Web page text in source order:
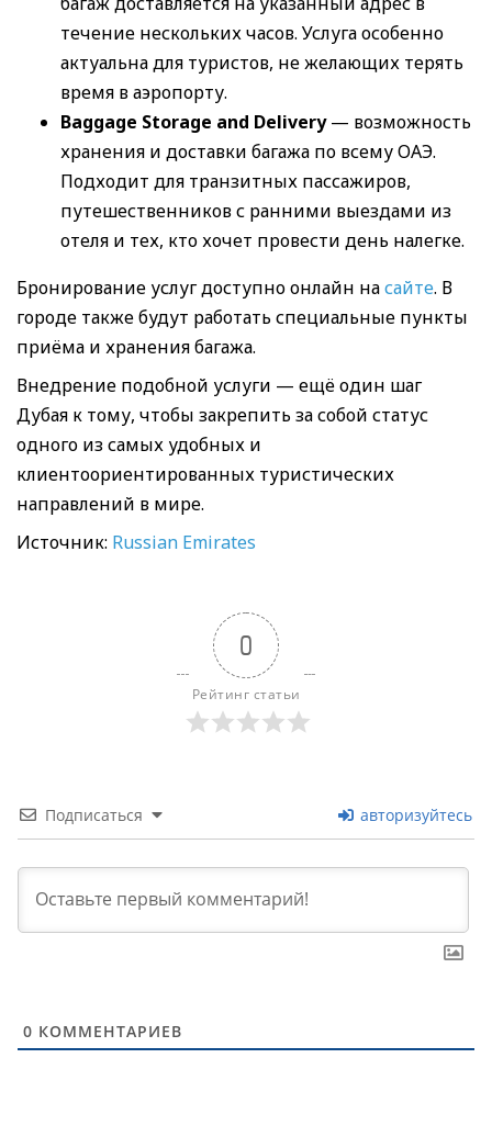
течение нескольких часов. Услуга особенно
актуальна для туристов, не желающих терять
время в аэропорту.
Baggage Storage and Delivery— возможность
хранения и доставки багажа по всему ОАЭ.
Подходит для транзитных пассажиров,
путешественников с ранними выездами из
отеля и тех, кто хочет провести день налегке.
Бронирование услуг доступно онлайн насайте. В
городе также будут работать специальные пункты
приёма и хранения багажа.
Внедрение подобной услуги — ещё один шаг
Дубая к тому, чтобы закрепить за собой статус
одного из самых удобных и
клиентоориентированных туристических
направлений в мире.
Источник: Russian Emirates
0
Рейтинг статьи
Подписаться авторизуйтесь
0 КОММЕНТАРИЕВ